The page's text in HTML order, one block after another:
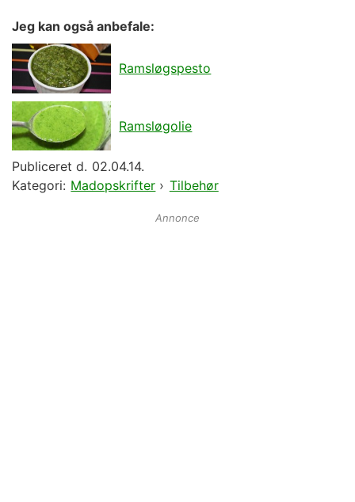
Jeg kan også anbefale:
Ramsløgspesto
Ramsløgolie
Publiceret d. 02.04.14.
Kategori: Madopskrifter › Tilbehør
Annonce